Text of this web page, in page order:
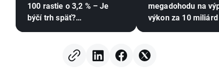
100 rastie o 3,2 % – Je
býčí trh späť?
megadohodu na
výkon za 10 miliárd